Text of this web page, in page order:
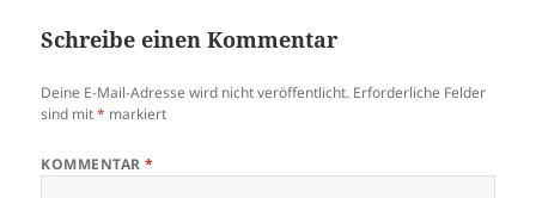
Schreibe einen Kommentar
Deine E-Mail-Adresse wird nicht veröffentlicht. Erforderliche Felder
sind mit* markiert
KOMMENTAR*